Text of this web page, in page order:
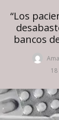
“Los
bancos